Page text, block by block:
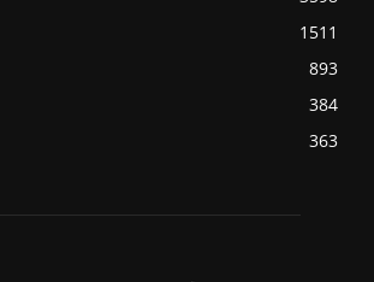
1511
893
384
363